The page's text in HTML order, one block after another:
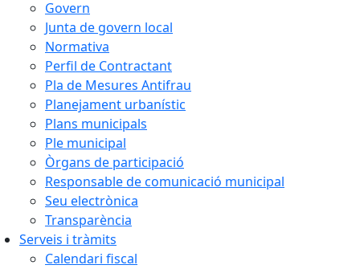
Govern
Junta de govern local
Normativa
Perfil de Contractant
Pla de Mesures Antifrau
Planejament urbanístic
Plans municipals
Ple municipal
Òrgans de participació
Responsable de comunicació municipal
Seu electrònica
Transparència
Serveis i tràmits
Calendari fiscal